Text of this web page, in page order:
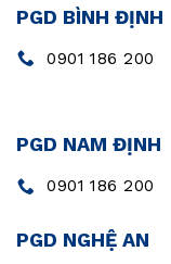
PGD BÌNH ĐỊNH
0901 186 200
PGD NAM ĐỊNH
0901 186 200
PGD NGHỆ AN